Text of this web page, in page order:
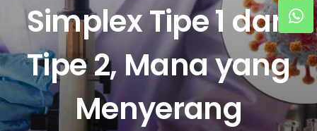
ARTIKEL
HUBUNGI KAMI
Search
Simplex Tipe 1 dan
Tipe 2, Mana yang
Menyerang